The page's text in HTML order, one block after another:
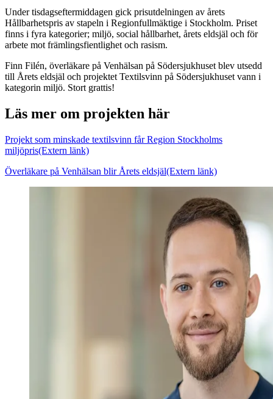
Under tisdagseftermiddagen gick prisutdelningen av årets
Hållbarhetspris av stapeln i Regionfullmäktige i Stockholm. Priset
finns i fyra kategorier; miljö, social hållbarhet, årets eldsjäl och för
arbete mot främlingsfientlighet och rasism.
Finn Filén, överläkare på Venhälsan på Södersjukhuset blev utsedd
till Årets eldsjäl och projektet Textilsvinn på Södersjukhuset vann i
kategorin miljö. Stort grattis!
Läs mer om projekten här
Projekt som minskade textilsvinn får Region Stockholms
miljöpris(Extern länk)
Överläkare på Venhälsan blir Årets eldsjäl(Extern länk)